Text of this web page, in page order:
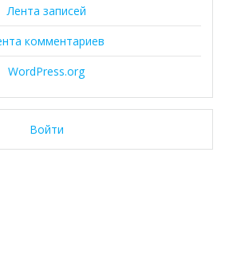
Лента записей
комментариев
WordPress.org
Войти